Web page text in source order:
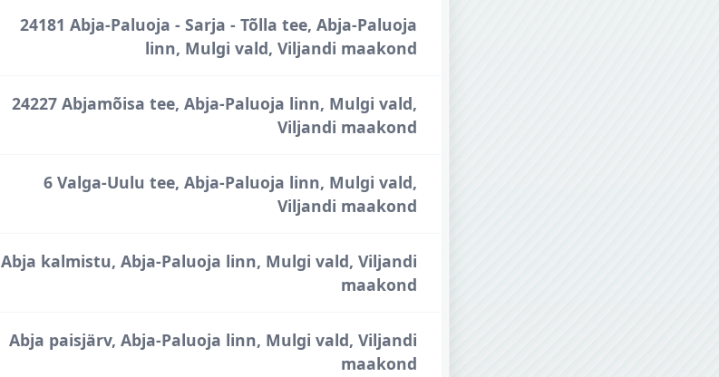
24181 Abja-Paluoja - Sarja - Tõlla tee, Abja-Paluoja
linn, Mulgi vald, Viljandi maakond
24227 Abjamõisa tee, Abja-Paluoja linn, Mulgi vald,
Viljandi maakond
6 Valga-Uulu tee, Abja-Paluoja linn, Mulgi vald,
Viljandi maakond
Abja kalmistu, Abja-Paluoja linn, Mulgi vald, Viljandi
maakond
Abja paisjärv, Abja-Paluoja linn, Mulgi vald, Viljandi
maakond